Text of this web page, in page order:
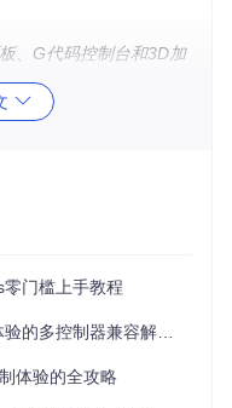
、G代码控制台和3D加
动
门槛上手教程
解决方案（附3个实战技巧）
体验的全攻略